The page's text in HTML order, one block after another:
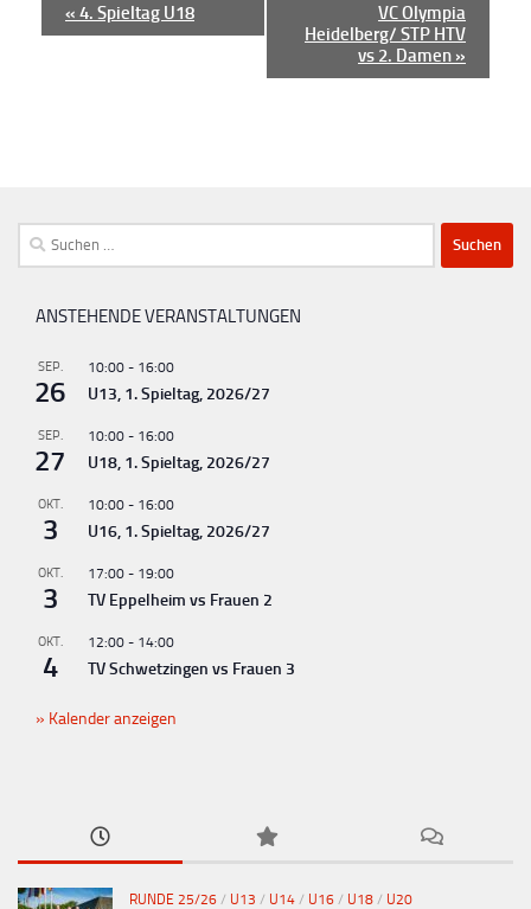
e
a
t
n
-
a
i
a
i
« 4. Spieltag U18
VC Olympia
Heidelberg/ STP HTV
vs 2. Damen »
Suchen
nach:
ANSTEHENDE VERANSTALTUNGEN
SEP.
26
10:00 - 16:00
U13, 1. Spieltag, 2026/27
SEP.
27
10:00 - 16:00
U18, 1. Spieltag, 2026/27
OKT.
3
10:00 - 16:00
U16, 1. Spieltag, 2026/27
OKT.
3
17:00 - 19:00
TV Eppelheim vs Frauen 2
OKT.
4
12:00 - 14:00
TV Schwetzingen vs Frauen 3
Kalender anzeigen
RUNDE 25/26 / U13 / U14 / U16 / U18 / U20